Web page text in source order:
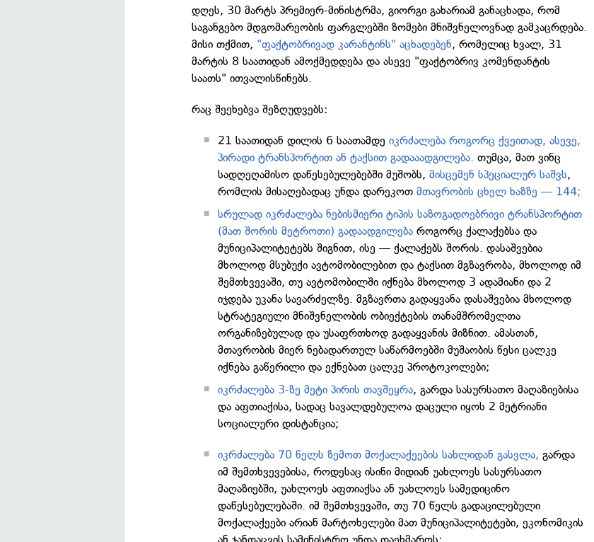
დღეს, 30 მარტს პრემიერ-მინისტრმა, გიორგი გახარიამ განაცხადა, რომ
საგანგებო მდგომარეობის ფარგლებში ზომები მნიშვნელოვნად გამკაცრდება.
მისი თქმით, "ფაქტობრივად კარანტინს" აცხადებენ, რომელიც ხვალ, 31
მარტის 8 საათიდან ამოქმედდება და ასევე "ფაქტობრივ კომენდანტის
საათს" ითვალისწინებს.
რაც შეეხებვა შეზღუდვებს:
21 საათიდან დილის 6 საათამდეიკრძალება როგორც ქვეითად, ასევე,
პირადი ტრანსპორტით ან ტაქსით გადააადგილება. თუმცა, მათ ვინც
სადღეღამისო დაწესებულებებში მუშობს,მისცემენ სპეციალურ საშვს,
რომლის მისაღებადაც უნდა დარეკოთმთავრობის ცხელ ხაზზე — 144;
სრულად იკრძალება ნებისმიერი ტიპის საზოგადოებრივი ტრანსპორტით
(მათ შორის მეტროთი) გადაადგილება როგორც ქალაქებსა და
მუნიციპალიტეტებს შიგნით, ისე — ქალაქებს შორის. დასაშვებია
მხოლოდ მსუბუქი ავტომობილებით და ტაქსით მგზავრობა, მხოლოდ იმ
შემთხვევაში, თუ ავტომობილში იქნება მხოლოდ 3 ადამიანი და 2
იჯდება უკანა სავარძელზე. მგზავრთა გადაყვანა დასაშვებია მხოლოდ
სტრატეგიული მნიშვნელობის ობიექტების თანამშრომელთა
ორგანიზებულად და უსაფრთხოდ გადაყვანის მიზნით. ამასთან,
მთავრობის მიერ ნებადართულ საწარმოებში მუშაობის წესი ცალკე
იქნება გაწერილი და ექნებათ ცალკე პროტოკოლები;
იკრძალება 3-ზე მეტი პირის თავშეყრა, გარდა სასურსათო მაღაზიებისა
და აფთიაქისა, სადაც სავალდებულოა დაცული იყოს 2 მეტრიანი
სოციალური დისტანცია;
იკრძალება 70 წელს ზემოთ მოქალაქეების სახლიდან გასვლა, გარდა
იმ შემთხვევებისა, როდესაც ისინი მიდიან უახლოეს სასურსათო
მაღაზიებში, უახლოეს აფთიაქსა ან უახლოეს სამედიცინო
დაწესებულებაში. იმ შემთხვევაში, თუ 70 წელს გადაცილებული
მოქალაქეები არიან მარტოხელები მათ მუნიციპალიტეტები, ეკონომიკის